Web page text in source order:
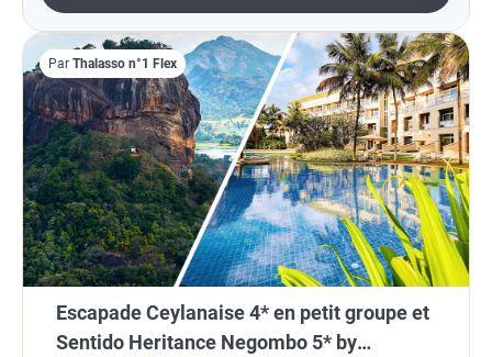
Par Thalasso n°1 Flex
Escapade Ceylanaise 4* en petit groupe et
Sentido Heritance Negombo 5* by